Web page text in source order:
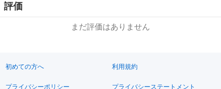
未経験で始めたスタッフも多数活躍しています。
安心してスタートできる環境です。
評価
まだ評価はありません
初めての方へ 利用規約
プライバシーポリシー プライバシーステートメント